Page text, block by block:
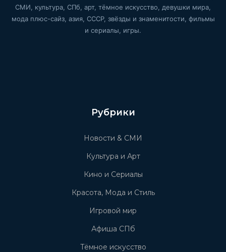
СМИ, культура, СПб, арт, тёмное искусство, девушки мира,
мода плюс-сайз, азия, СССР, звёзды и знаменитости, фильмы
и сериалы, игры.
Рубрики
Новости & СМИ
Культура и Арт
Кино и Сериалы
Красота, Мода и Стиль
Игровой мир
Афиша СПб
Тёмное искусство